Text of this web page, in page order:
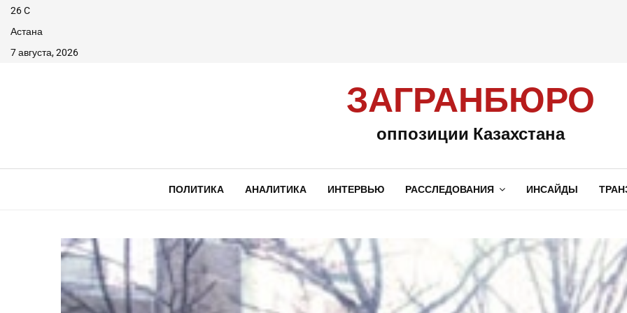
26C
Астана
7 августа, 2026
ЗАГРАНБЮРО
оппозиции Казахстана
ПОЛИТИКА АНАЛИТИКА ИНТЕРВЬЮ РАССЛЕДОВАНИЯ ИНСАЙДЫ